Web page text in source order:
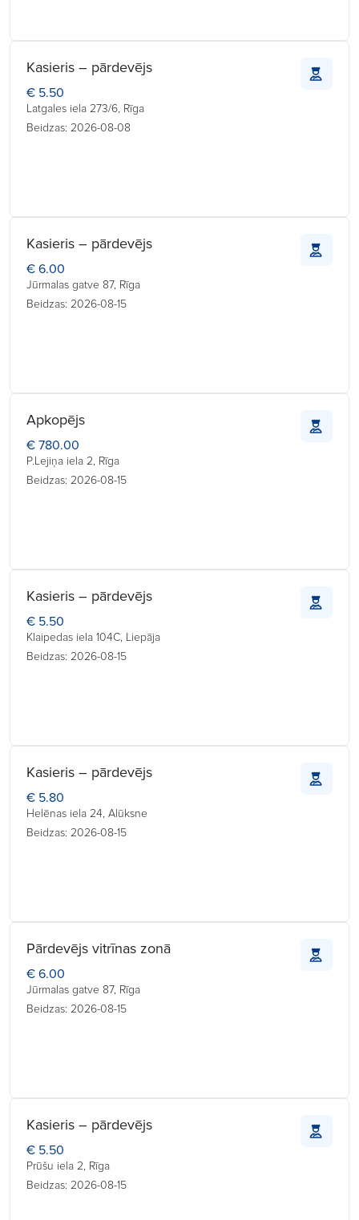
Kasieris – pārdevējs
€ 5.50
Latgales iela 273/6, Rīga
Beidzas: 2026-08-08
Kasieris – pārdevējs
€ 6.00
Jūrmalas gatve 87, Rīga
Beidzas: 2026-08-15
Apkopējs
€ 780.00
P.Lejiņa iela 2, Rīga
Beidzas: 2026-08-15
Kasieris – pārdevējs
€ 5.50
Klaipedas iela 104C, Liepāja
Beidzas: 2026-08-15
Kasieris – pārdevējs
€ 5.80
Helēnas iela 24, Alūksne
Beidzas: 2026-08-15
Pārdevējs vitrīnas zonā
€ 6.00
Jūrmalas gatve 87, Rīga
Beidzas: 2026-08-15
Kasieris – pārdevējs
€ 5.50
Prūšu iela 2, Rīga
Beidzas: 2026-08-15